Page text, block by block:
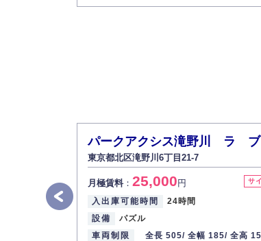
パークアクシス滝野川 ラ ブ
東京都北区滝野川6丁目21-7
サ
月極賃料： 25,000円
入出庫可能時間
24時間
設備
パズル
車両制限
全長 505/ 全幅 185/ 全高